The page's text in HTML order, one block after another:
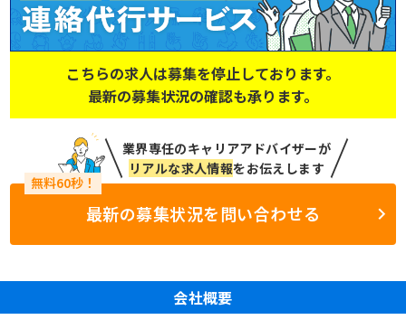
こちらの求人は募集を停止しております。
最新の募集状況の確認も承ります。
業界専任のキャリアアドバイザーが
リアルな求人情報をお伝えします
最新の募集状況を問い合わせる
会社概要